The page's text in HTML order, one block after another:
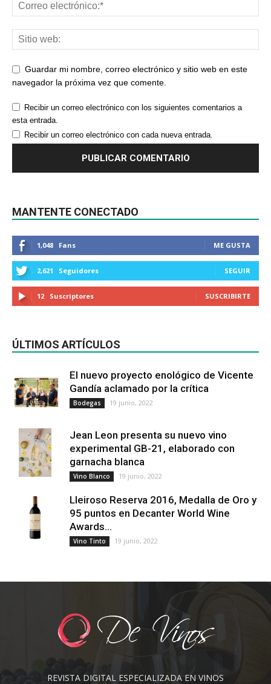
Guardar mi nombre, correo electrónico y sitio web en este
navegador la próxima vez que comente.
Recibir un correo electrónico con los siguientes comentarios a
esta entrada.
Recibir un correo electrónico con cada nueva entrada.
MANTENTE CONECTADO
1,048 Fans ME GUSTA
2,621 Seguidores SEGUIR
12 Suscriptores SUSCRIBIRTE
ÚLTIMOS ARTÍCULOS
El nuevo proyecto enológico de Vicente
Gandía aclamado por la crítica
Bodegas 19 junio, 2022
Jean Leon presenta su nuevo vino
experimental GB-21, elaborado con
garnacha blanca
Vino Blanco 19 junio, 2022
Lleiroso Reserva 2016, Medalla de Oro y
95 puntos en Decanter World Wine
Awards...
Vino Tinto 19 junio, 2022
REVISTA DIGITAL ESPECIALIZADA EN VINOS